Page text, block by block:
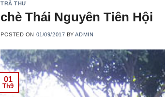
TRÀ THƯ
chè Thái Nguyên Tiên Hội
POSTED ON 01/09/2017 BYADMIN
01
Th9